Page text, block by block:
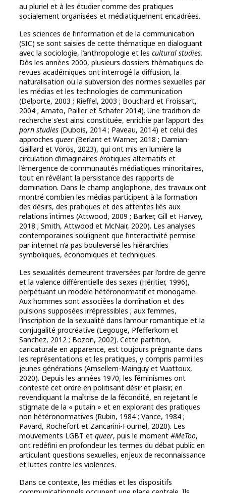
au pluriel et à les étudier comme des pratiques
socialement organisées et médiatiquement encadrées.
Les sciences de l’information et de la communication
(SIC) se sont saisies de cette thématique en dialoguant
avec la sociologie, l’anthropologie et les cultural studies.
Dès les années 2000, plusieurs dossiers thématiques de
revues académiques ont interrogé la diffusion, la
naturalisation ou la subversion des normes sexuelles par
les médias et les technologies de communication
(Delporte, 2003 ; Rieffel, 2003 ; Bouchard et Froissart,
2004 ; Amato, Pailler et Schafer 2014). Une tradition de
recherche s’est ainsi constituée, enrichie par l’apport des
porn studies (Dubois, 2014 ; Paveau, 2014) et celui des
approches queer (Berlant et Warner, 2018 ; Damian-
Gaillard et Vörös, 2023), qui ont mis en lumière la
circulation d’imaginaires érotiques alternatifs et
l’émergence de communautés médiatiques minoritaires,
tout en révélant la persistance des rapports de
domination. Dans le champ anglophone, des travaux ont
montré combien les médias participent à la formation
des désirs, des pratiques et des attentes liés aux
relations intimes (Attwood, 2009 ; Barker, Gill et Harvey,
2018 ; Smith, Attwood et McNair, 2020). Les analyses
contemporaines soulignent que l’interactivité permise
par internet n’a pas bouleversé les hiérarchies
symboliques, économiques et techniques.
Les sexualités demeurent traversées par l’ordre de genre
et la valence différentielle des sexes (Héritier, 1996),
perpétuant un modèle hétéronormatif et monogame.
Aux hommes sont associées la domination et des
pulsions supposées irrépressibles ; aux femmes,
l’inscription de la sexualité dans l’amour romantique et la
conjugalité procréative (Legouge, Pfefferkorn et
Sanchez, 2012 ; Bozon, 2002). Cette partition,
caricaturale en apparence, est toujours prégnante dans
les représentations et les pratiques, y compris parmi les
jeunes générations (Amsellem-Mainguy et Vuattoux,
2020). Depuis les années 1970, les féminismes ont
contesté cet ordre en politisant désir et plaisir, en
revendiquant la maîtrise de la fécondité, en rejetant le
stigmate de la « putain » et en explorant des pratiques
non hétéronormatives (Rubin, 1984 ; Vance, 1984 ;
Pavard, Rochefort et Zancarini-Fournel, 2020). Les
mouvements LGBT et queer, puis le moment #MeToo,
ont redéfini en profondeur les termes du débat public en
articulant questions sexuelles, enjeux de reconnaissance
et luttes contre les violences.
Dans ce contexte, les médias et les dispositifs